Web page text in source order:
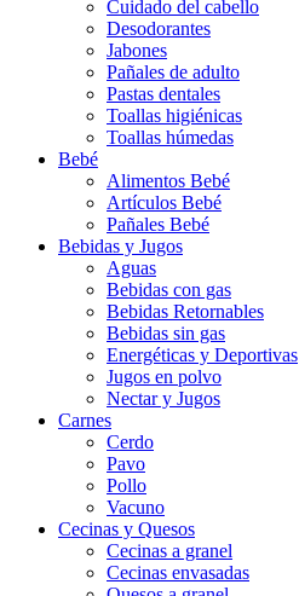
Cuidado del cabello
Desodorantes
Jabones
Pañales de adulto
Pastas dentales
Toallas higiénicas
Toallas húmedas
Bebé
Alimentos Bebé
Artículos Bebé
Pañales Bebé
Bebidas y Jugos
Aguas
Bebidas con gas
Bebidas Retornables
Bebidas sin gas
Energéticas y Deportivas
Jugos en polvo
Nectar y Jugos
Carnes
Cerdo
Pavo
Pollo
Vacuno
Cecinas y Quesos
Cecinas a granel
Cecinas envasadas